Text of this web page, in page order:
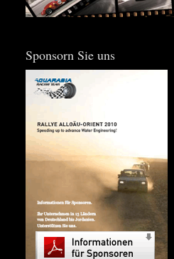
Sponsorn Sie uns